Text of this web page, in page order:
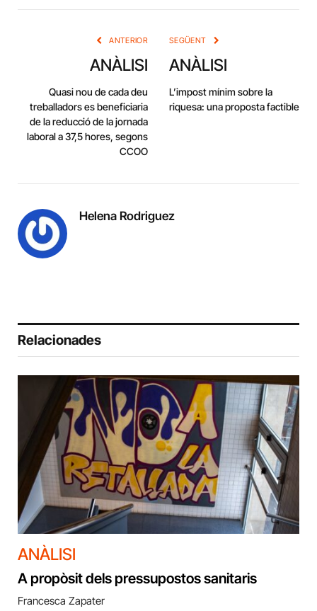
ANTERIOR
ANÀLISI
Quasi nou de cada deu
treballadors es beneficiaria
de la reducció de la jornada
laboral a 37,5 hores, segons
CCOO
SEGÜENT
ANÀLISI
L’impost mínim sobre la
riquesa: una proposta factible
Helena Rodriguez
Relacionades
ANÀLISI
A propòsit dels pressupostos sanitaris
Francesca Zapater